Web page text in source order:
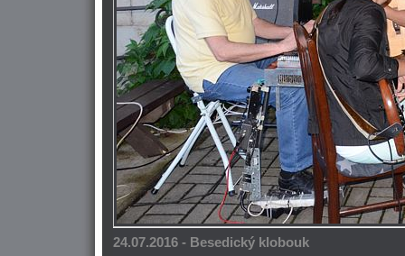
24.07.2016 - Besedický klobouk